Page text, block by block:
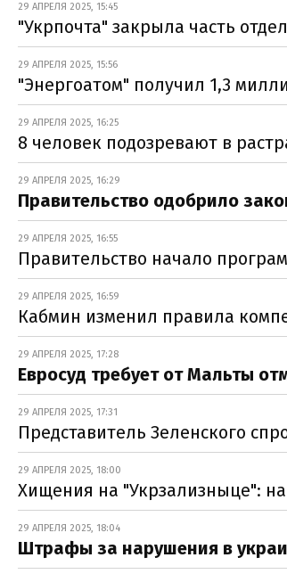
29 АПРЕЛЯ 2025, 15:45
"Укрпочта" закрыла часть
29 АПРЕЛЯ 2025, 15:56
"Энергоатом" получил 1,3
29 АПРЕЛЯ 2025, 16:25
8 человек подозревают в
29 АПРЕЛЯ 2025, 16:29
Правительство одобрило
29 АПРЕЛЯ 2025, 16:55
Правительство начало
29 АПРЕЛЯ 2025, 16:59
Кабмин изменил правила
29 АПРЕЛЯ 2025, 17:28
Евросуд требует от Мальты
29 АПРЕЛЯ 2025, 17:31
Представитель Зеленского
29 АПРЕЛЯ 2025, 18:00
Хищения на "Укрзализныце":
29 АПРЕЛЯ 2025, 18:04
Штрафы за нарушения в